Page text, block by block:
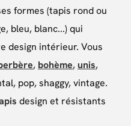
formes (tapis rond ou
bleu, blanc...) qui
design intérieur. Vous
, bohème,unis,
pop, shaggy, vintage.
design et résistants